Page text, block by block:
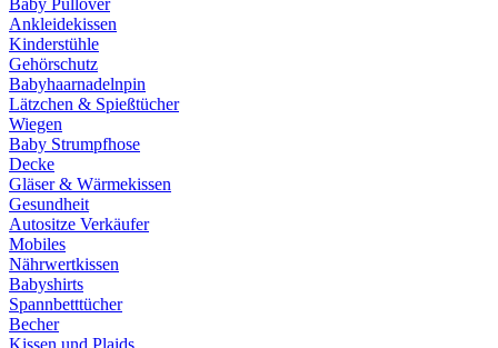
Baby Pullover
Ankleidekissen
Kinderstühle
Gehörschutz
Babyhaarnadelnpin
Lätzchen & Spießtücher
Wiegen
Baby Strumpfhose
Decke
Gläser & Wärmekissen
Gesundheit
Autositze Verkäufer
Mobiles
Nährwertkissen
Babyshirts
Spannbetttücher
Becher
Kissen und Plaids